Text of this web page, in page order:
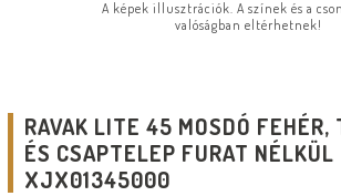
A képek illusztrációk. A színek és a
valóságban eltérhetnek!
RAVAK LITE 45 MOSDÓ FEHÉR,
ÉS CSAPTELEP FURAT NÉLKÜL
XJX01345000